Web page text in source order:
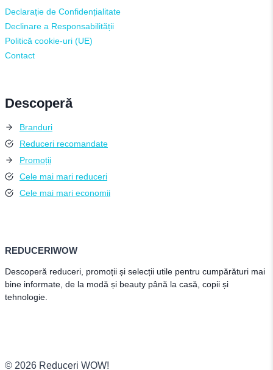
Declarație de Confidențialitate
Declinare a Responsabilității
Politică cookie-uri (UE)
Contact
Descoperă
Branduri
Reduceri recomandate
Promoții
Cele mai mari reduceri
Cele mai mari economii
REDUCERIWOW
Descoperă reduceri, promoții și selecții utile pentru cumpărături mai
bine informate, de la modă și beauty până la casă, copii și
tehnologie.
© 2026 Reduceri WOW!